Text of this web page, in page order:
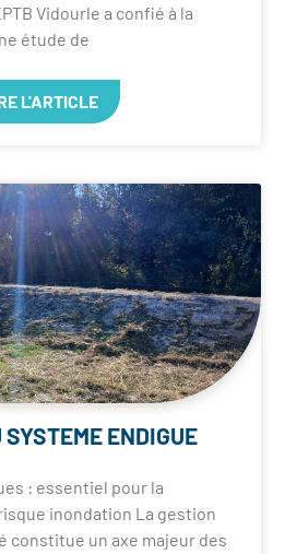
Vidourle a confié à la
étude de
L'ARTICLE
ENDIGUE
: essentiel pour la
inondation La gestion
constitue un axe majeur des